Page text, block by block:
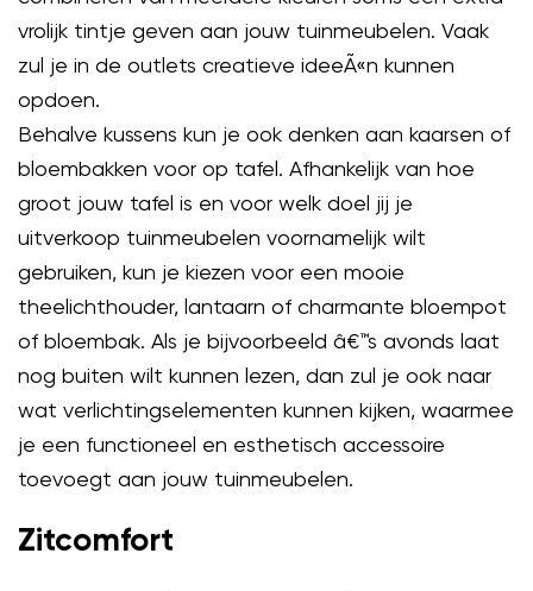
vrolijk tintje geven aan jouw tuinmeubelen. Vaak
zul je in de outlets creatieve ideeÃ«n kunnen
opdoen.
Behalve kussens kun je ook denken aan kaarsen of
bloembakken voor op tafel. Afhankelijk van hoe
groot jouw tafel is en voor welk doel jij je
uitverkoop tuinmeubelen voornamelijk wilt
gebruiken, kun je kiezen voor een mooie
theelichthouder, lantaarn of charmante bloempot
of bloembak. Als je bijvoorbeeld â€™s avonds laat
nog buiten wilt kunnen lezen, dan zul je ook naar
wat verlichtingselementen kunnen kijken, waarmee
je een functioneel en esthetisch accessoire
toevoegt aan jouw tuinmeubelen.
Zitcomfort